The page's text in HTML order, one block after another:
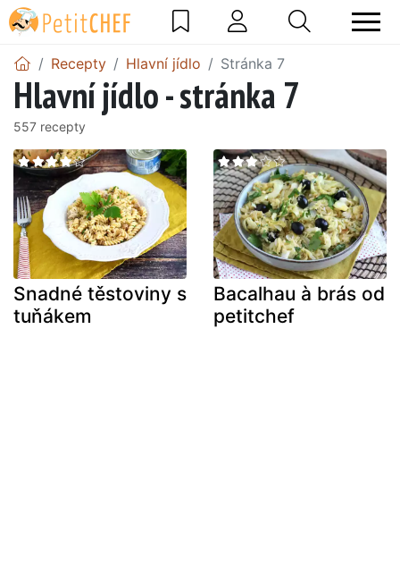
Recepty Hlavní jídlo Stránka 7
Hlavní jídlo - stránka 7
557 recepty
Snadné těstoviny s
tuňákem
Bacalhau à brás od
petitchef